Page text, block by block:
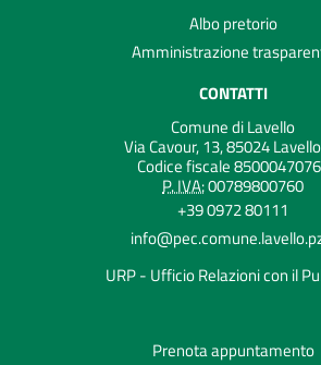
Albo pretorio
Amministrazione
CONTATTI
Comune di Lavello
Via Cavour, 13, 85024
Codice fiscale
P. IVA:00789800760
+39 0972 80111
URP - Ufficio Relazioni con il
Prenota appuntamento